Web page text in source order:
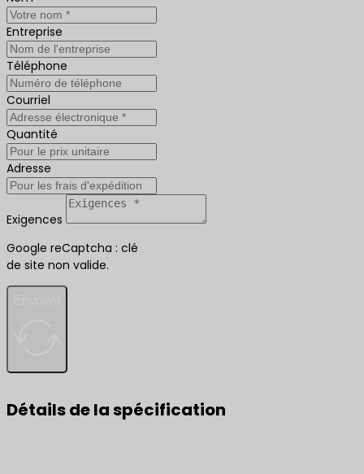
Entreprise
Téléphone
Courriel
Quantité
Adresse
Exigences
Google reCaptcha : clé
de site non valide.
Détails de la spécification